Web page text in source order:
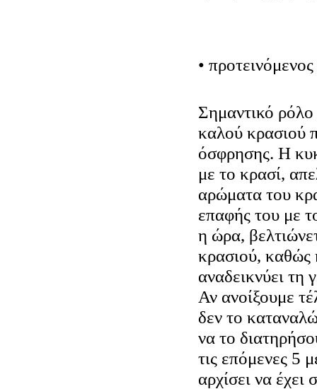
•
Σημαντικό
καλού κρασιού
όσφρησης. Η
με το κρασί,
αρώματα του
επαφής του με
η ώρα,
κρασιού, καθώς
αναδεικνύει τη
Αν ανοίξουμε
δεν το
να το
τις επόμενες 5
αρχίσει να έχει